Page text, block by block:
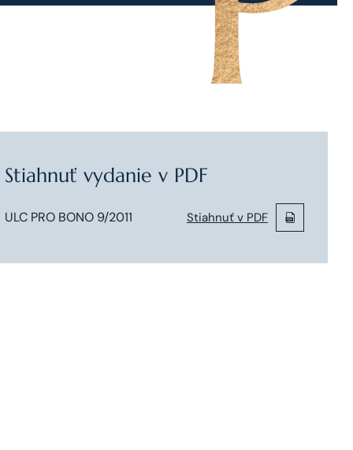
Stiahnuť vydanie v PDF
ULC PRO BONO 9/2011 Stiahnuť v PDF